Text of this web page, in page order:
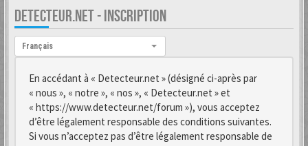
DETECTEUR.NET - INSCRIPTION
Langue :
Français
En accédant à « Detecteur.net » (désigné ci-après par
« nous », « notre », « nos », « Detecteur.net » et
« https://www.detecteur.net/forum »), vous acceptez
d’être légalement responsable des conditions suivantes.
Si vous n’acceptez pas d’être légalement responsable de